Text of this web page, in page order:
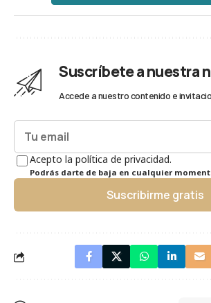
Suscríbete a nuestra
Accede a nuestro contenido e
Acepto la política de privacidad.
Podrás darte de baja en cualquier
Suscribirme gratis